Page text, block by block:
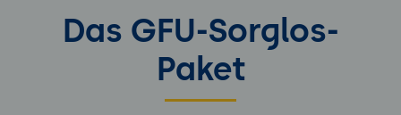
Das GFU-Sorglos-
Paket